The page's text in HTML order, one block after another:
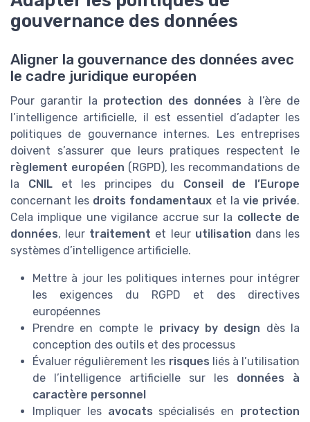
gouvernance des données
Aligner la gouvernance des données avec
le cadre juridique européen
Pour garantir la protection des données à l’ère de
l’intelligence artificielle, il est essentiel d’adapter les
politiques de gouvernance internes. Les entreprises
doivent s’assurer que leurs pratiques respectent le
règlement européen (RGPD), les recommandations de
la CNILet les principes du Conseil de l’Europe
concernant les droits fondamentaux et la vie privée.
Cela implique une vigilance accrue sur la collecte de
données, leur traitement et leur utilisation dans les
systèmes d’intelligence artificielle.
Mettre à jour les politiques internes pour intégrer
les exigences du RGPD et des directives
européennes
Prendre en compte le privacy by design dès la
conception des outils et des processus
Évaluer régulièrement les risques liés à l’utilisation
de l’intelligence artificielle sur les données à
caractère personnel
Impliquer les avocats spécialisés en protection